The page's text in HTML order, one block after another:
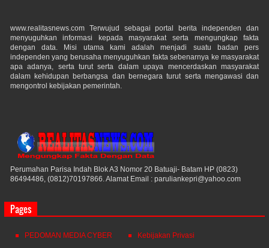
www.realitasnews.com Terwujud sebagai portal berita independen dan
menyuguhkan informasi kepada masyarakat serta mengungkap fakta
dengan data. Misi utama kami adalah menjadi suatu badan pers
independen yang berusaha menyuguhkan fakta sebenarnya ke masyarakat
apa adanya, serta turut serta dalam upaya mencerdaskan masyarakat
dalam kehidupan berbangsa dan bernegara turut serta mengawasi dan
mengontrol kebijakan pemerintah.
Perumahan Parisa Indah Blok A3 Nomor 20 Batuaji- Batam HP (0823)
86494486, (0812)70197866. Alamat Email : paruliankepri@yahoo.com
Pages
PEDOMAN MEDIA CYBER Kebijakan Privasi